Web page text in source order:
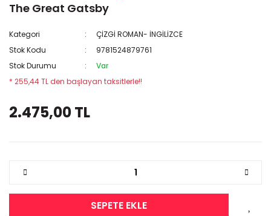
The Great Gatsby
Kategori
ÇİZGİ ROMAN- İNGİLİZCE
Stok Kodu
9781524879761
Stok Durumu
Var
* 255,44 TL den başlayan taksitlerle!!
2.475,00 TL
SEPETE EKLE